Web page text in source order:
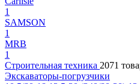
1
SAMSON
1
MRB
1
Строительная техника 2071
Экскаваторы-погрузчики